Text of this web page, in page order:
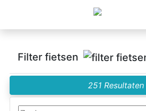
Filter fietsen
251 Resultaten